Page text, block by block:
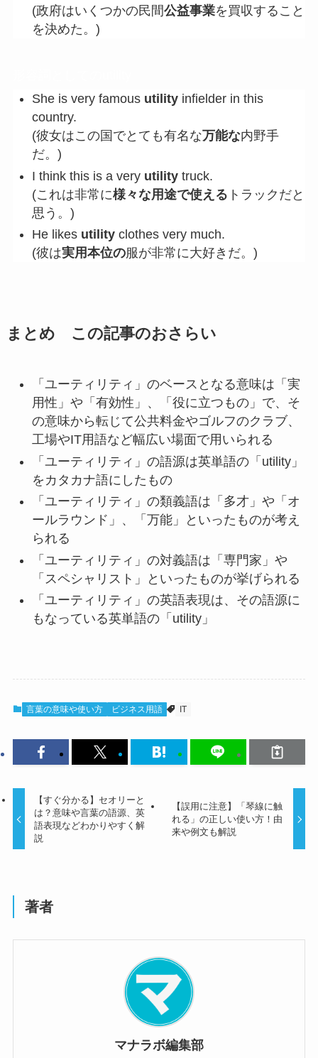
(政府はいくつかの民間公益事業を買収すること
を決めた。)
She is very famous utilityinfielder in this
country.
(彼女はこの国でとても有名な万能な内野手
だ。)
I think this is a very utilitytruck.
(これは非常に様々な用途で使える トラックだと
思う。)
He likes utilityclothes very much.
(彼は実用本位の服が非常に大好きだ。)
まとめ この記事のおさらい
「ユーティリティ」のベースとなる意味は「実
用性」や「有効性」、「役に立つもの」で、そ
の意味から転じて公共料金やゴルフのクラブ、
工場やIT用語など幅広い場面で用いられる
「ユーティリティ」の語源は英単語の「utility」
をカタカナ語にしたもの
「ユーティリティ」の類義語は「多才」や「オ
ールラウンド」、「万能」といったものが考え
られる
「ユーティリティ」の対義語は「専門家」や
「スペシャリスト」といったものが挙げられる
「ユーティリティ」の英語表現は、その語源に
もなっている英単語の「utility」
言葉の意味や使い方 ビジネス用語 IT
【すぐ分かる】セオリーと
は？意味や言葉の語源、英
語表現などわかりやすく解
説
【誤用に注意】「琴線に触
れる」の正しい使い方！由
来や例文も解説
著者
マナラボ編集部